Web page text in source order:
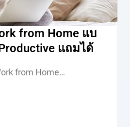
from Home แบ
แถมได้
from Home…